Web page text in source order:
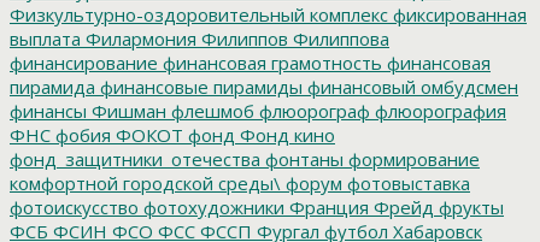
Физкультурно-оздоровительный комплекс фиксированная
выплата Филармония Филиппов Филиппова
финансирование финансовая грамотность финансовая
пирамида финансовые пирамиды финансовый омбудсмен
финансы Фишман флешмоб флюорограф флюорография
ФНС фобия ФОКОТ фонд Фонд кино
фонд_защитники_отечества фонтаны формирование
комфортной городской среды\ форум фотовыставка
фотоискусство фотохудожники Франция Фрейд фрукты
ФСБ ФСИН ФСО ФСС ФССП Фургал футбол Хабаровск